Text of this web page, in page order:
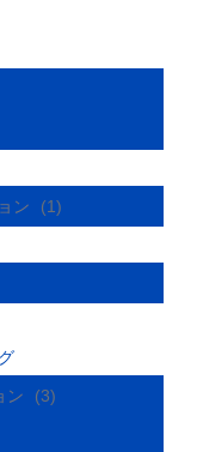
ン
(1)
ン
(3)